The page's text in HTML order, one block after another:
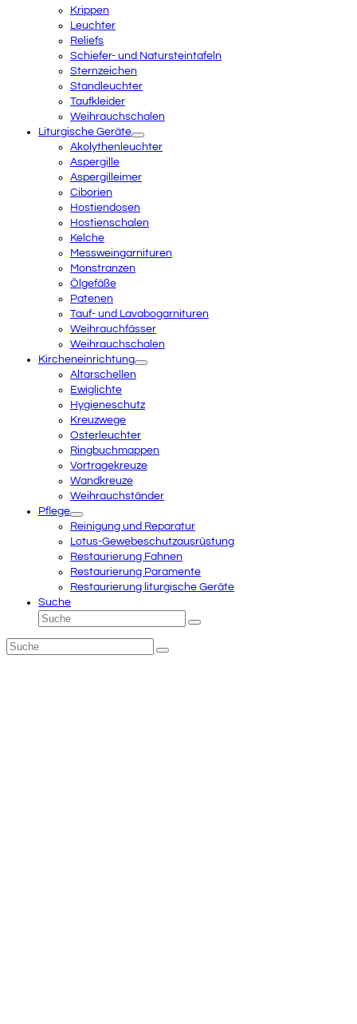
Krippen
Leuchter
Reliefs
Schiefer- und Natursteintafeln
Sternzeichen
Standleuchter
Taufkleider
Weihrauchschalen
Liturgische Geräte
Akolythenleuchter
Aspergille
Aspergilleimer
Ciborien
Hostiendosen
Hostienschalen
Kelche
Messweingarnituren
Monstranzen
Ölgefäße
Patenen
Tauf- und Lavabogarnituren
Weihrauchfässer
Weihrauchschalen
Kircheneinrichtung
Altarschellen
Ewiglichte
Hygieneschutz
Kreuzwege
Osterleuchter
Ringbuchmappen
Vortragekreuze
Wandkreuze
Weihrauchständer
Pflege
Reinigung und Reparatur
Lotus-Gewebeschutzausrüstung
Restaurierung Fahnen
Restaurierung Paramente
Restaurierung liturgische Geräte
Suche
Suche
Senden
Suche
Senden